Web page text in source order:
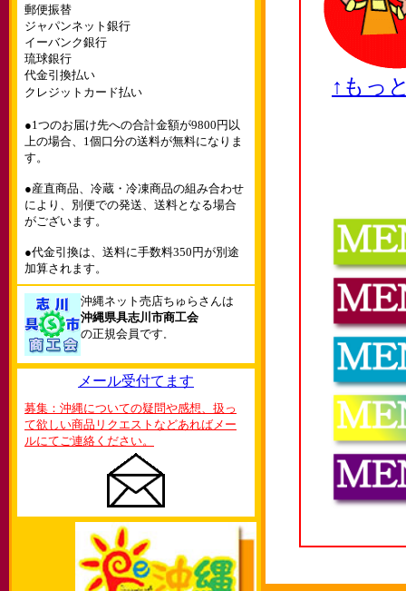
郵便振替
ジャパンネット銀行
イーバンク銀行
琉球銀行
代金引換払い
クレジットカード払い
●1つのお届け先への合計金額が9800円以
上の場合、1個口分の送料が無料になりま
す。
●産直商品、冷蔵・冷凍商品の組み合わせ
により、別便での発送、送料となる場合
がございます。
●代金引換は、送料に手数料350円が別途
加算されます。
沖縄ネット売店ちゅらさんは
沖縄県具志川市商工会
の正規会員です。
メール受付てます
募集：沖縄についての疑問や感想、扱っ
て欲しい商品リクエストなどあればメー
ルにてご連絡ください。
↑もっ